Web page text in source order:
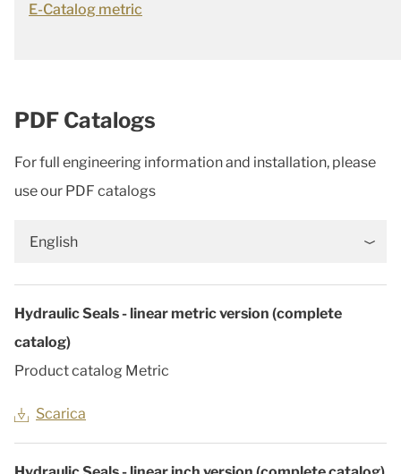
E-Catalog metric
PDF Catalogs
For full engineering information and installation, please
use our PDF catalogs
English
Hydraulic Seals - linear metric version (complete
catalog)
Product catalog Metric
Scarica